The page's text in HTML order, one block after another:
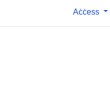
Aċċess